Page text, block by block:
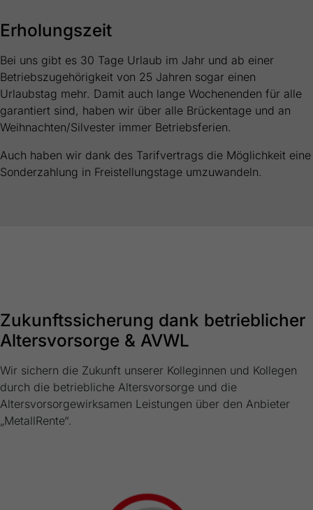
Erholungszeit
Bei uns gibt es 30 Tage Urlaub im Jahr und ab einer
Betriebszugehörigkeit von 25 Jahren sogar einen
Urlaubstag mehr. Damit auch lange Wochenenden für alle
garantiert sind, haben wir über alle Brückentage und an
Weihnachten/Silvester immer Betriebsferien.
Auch haben wir dank des Tarifvertrags die Möglichkeit eine
Sonderzahlung in Freistellungstage umzuwandeln.
Zukunftssicherung dank betrieblicher
Altersvorsorge & AVWL
Wir sichern die Zukunft unserer Kolleginnen und Kollegen
durch die betriebliche Altersvorsorge und die
Altersvorsorgewirksamen Leistungen über den Anbieter
„MetallRente“.